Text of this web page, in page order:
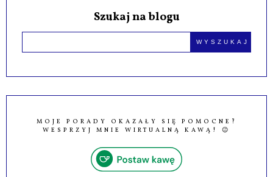
Szukaj na blogu
MOJE PORADY OKAZAŁY SIĘ POMOCNE?
WESPRZYJ MNIE WIRTUALNĄ KAWĄ! 😉